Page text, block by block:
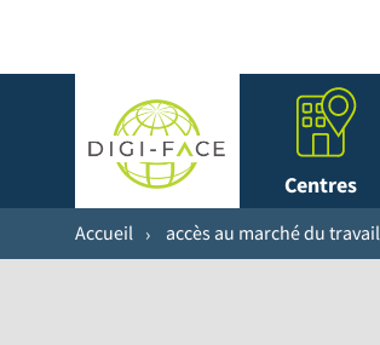
Centres
Accueil accès au marché du travail